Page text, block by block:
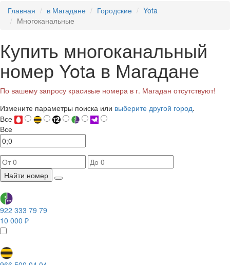
Главная в Магадане Городские
Yota
Многоканальные
Купить многоканальный
номер Yota в Магадане
По вашему запросу красивые номера в г. Магадан отсутствуют!
Измените параметры поиска или выберите другой город.
Все
Все
Найти номер
922 333 79 79
10 000 ₽